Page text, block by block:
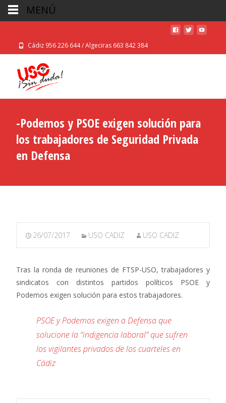
Cádiz 956 226 644 / Algeciras 663 842 384
-Podemos y PSOE exigen solución para
los trabajadores de Seguridad Privada
en Defensa
26/07/2017 USO CADIZ USO CADIZ
Tras la ronda de reuniones de FTSP-USO, trabajadores y
sindicatos con distintos partidos políticos PSOE y
Podemos exigen solución para estos trabajadores.
PSOE y Podemos exigen a Defensa que
solucione la “indigencia laboral” que sufren
los vigilantes privados de los cuarteles en
Cádiz
MENÚ